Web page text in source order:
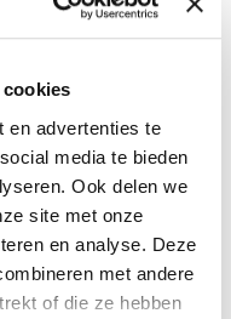
en advertenties te
media te bieden
Ook delen we
site met onze
en analyse. Deze
met andere
of die ze hebben
IN QUALITY